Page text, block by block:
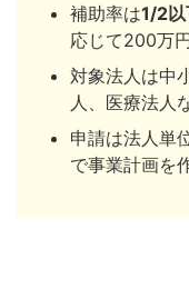
補助率は1/2以
応じて200万
対象法人は中
人、医療法人
申請は法人単
で事業計画を